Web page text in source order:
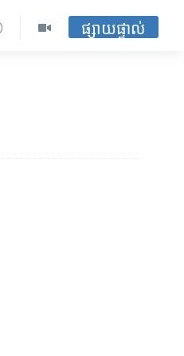
ផ្សាយផ្ទាល់